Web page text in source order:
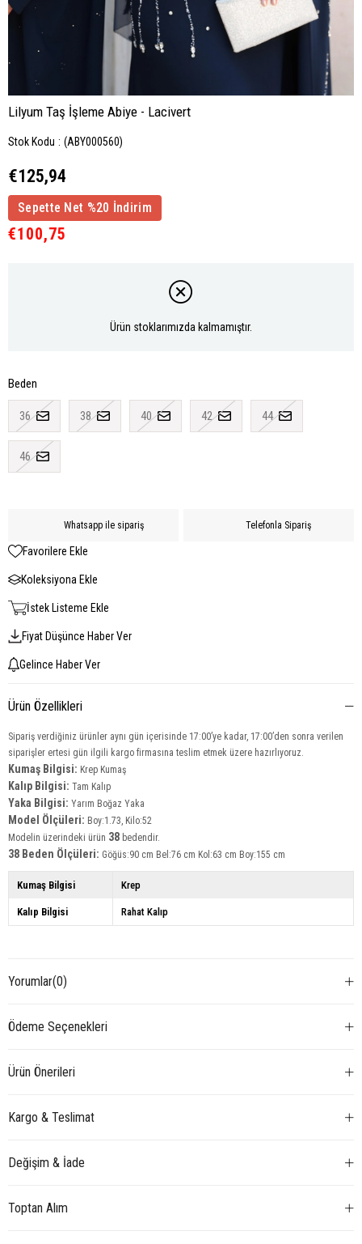
Lilyum Taş İşleme Abiye - Lacivert
Stok Kodu (ABY000560)
€125,94
Sepette Net %20 İndirim
€100,75
Ürün stoklarımızda kalmamıştır.
Beden
36 38 40 42 44
46
Whatsapp ile sipariş Telefonla Sipariş
Favorilere Ekle
Koleksiyona Ekle
İstek Listeme Ekle
Fiyat Düşünce Haber Ver
Gelince Haber Ver
Ürün Özellikleri
Sipariş verdiğiniz ürünler aynı gün içerisinde 17:00’ye kadar, 17:00’den sonra verilen
siparişler ertesi gün ilgili kargo firmasına teslim etmek üzere hazırlıyoruz.
Kumaş Bilgisi: Krep Kumaş
Kalıp Bilgisi: Tam Kalıp
Yaka Bilgisi: Yarım Boğaz Yaka
Model Ölçüleri: Boy:1.73, Kilo:52
Modelin üzerindeki ürün 38 bedendir.
38 Beden Ölçüleri: Göğüs:90 cm Bel:76 cm Kol:63 cm Boy:155 cm
Kumaş Bilgisi Krep
Kalıp Bilgisi Rahat Kalıp
Yorumlar(0)
Ödeme Seçenekleri
Ürün Önerileri
Kargo & Teslimat
Değişim & İade
Toptan Alım